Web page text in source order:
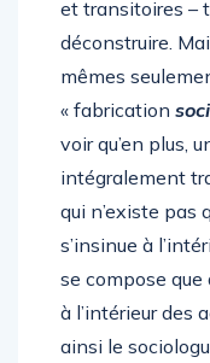
et transitoires –
déconstruire.
mêmes
« fabrication
voir qu’en plus,
intégralement
qui n’existe pas
s’insinue à
se compose que
à l’intérieur des
ainsi le